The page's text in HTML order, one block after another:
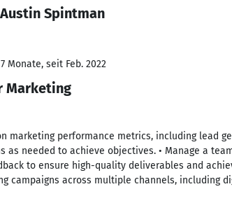
Spintman
Monate, seit Feb. 2022
Marketing
marketing performance metrics, including lead
as needed to achieve objectives. • Manage a
to ensure high-quality deliverables and
campaigns across multiple channels, including